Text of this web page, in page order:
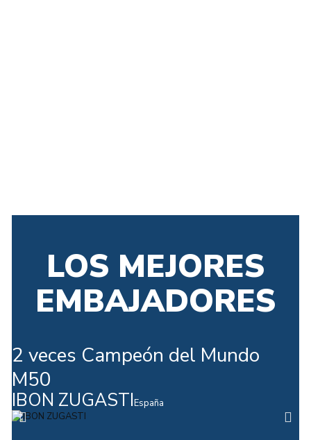
LOS MEJORES
EMBAJADORES
2 veces Campeón del Mundo
M50
IBON ZUGASTIEspaña